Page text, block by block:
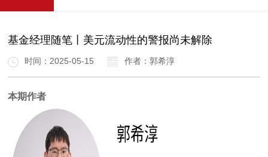
基金经理随笔丨美元流动性的警报尚未解除
时间：2025-05-15 作者：郭希淳
本期作者